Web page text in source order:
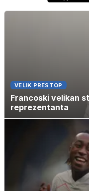
VELIK PRESTOP
Francoski velikan
reprezentanta